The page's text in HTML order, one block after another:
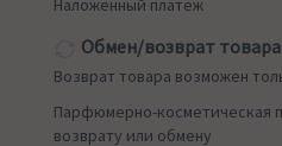
Наложенный платеж
Обмен/возврат товара
Возврат товара возможен
Парфюмерно-косметическая
возврату или обмену